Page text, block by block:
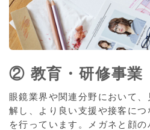
② 教育・研修事業
眼鏡業界や関連分野において
解し、より良い支援や接客に
を行っています。メガネと顔